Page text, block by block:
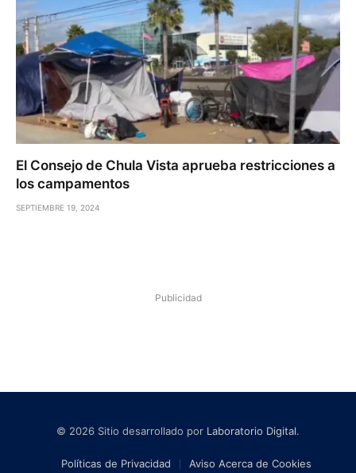
El Consejo de Chula Vista aprueba restricciones a
los campamentos
SEPTIEMBRE 19, 2024
Publicidad
© 2026 Sitio desarrollado por Laboratorio Digital.
Políticas de Privacidad Aviso Acerca de Cookies